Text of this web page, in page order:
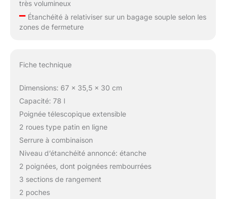
très volumineux
–Étanchéité à relativiser sur un bagage souple selon les
zones de fermeture
Fiche technique
Dimensions: 67 x 35,5 x 30 cm
Capacité: 78 l
Poignée télescopique extensible
2 roues type patin en ligne
Serrure à combinaison
Niveau d’étanchéité annoncé: étanche
2 poignées, dont poignées rembourrées
3 sections de rangement
2 poches